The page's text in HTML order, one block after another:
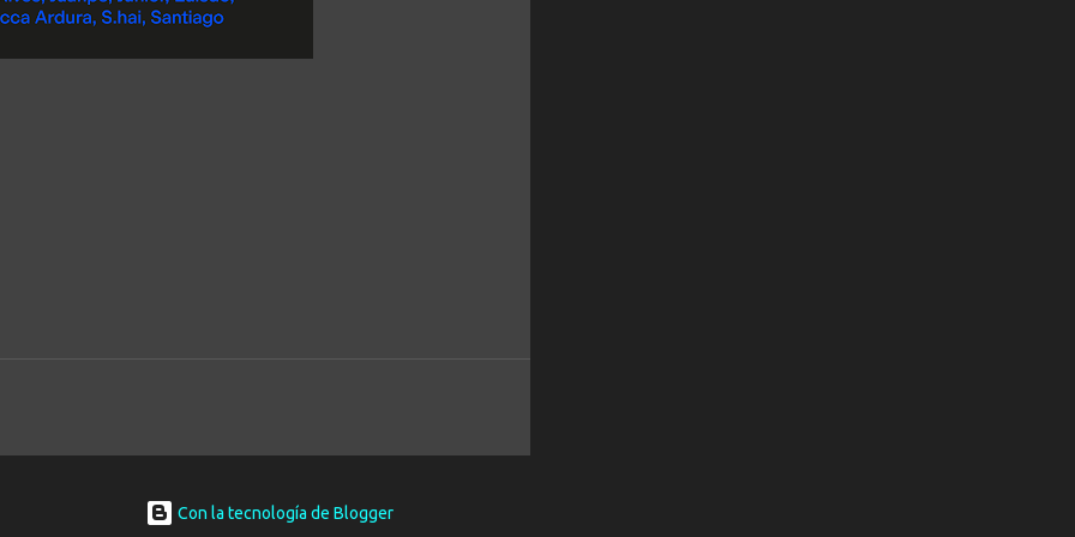
Con la tecnología de Blogger